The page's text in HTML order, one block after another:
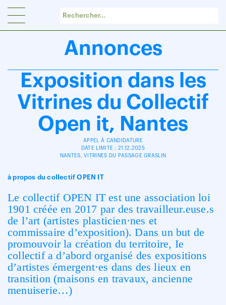
Annonces
Exposition dans les
Vitrines du Collectif
Open it, Nantes
APPEL À CANDIDATURE
DATE LIMITE : 21.12.2025
NANTES, VITRINES DU PASSAGE GRASLIN
à propos du coIIectif OPEN IT
Le collectif OPEN IT est une association loi
1901 créée en 2017 par des travailleur.euse.s
de l’art (artistes plasticien·nes et
commissaire d’exposition). Dans un but de
promouvoir la création du territoire, Ie
collectif a d’abord organisé des expositions
d’artistes émergent·es dans des lieux en
transition (maisons en travaux, ancienne
menuiserie…)